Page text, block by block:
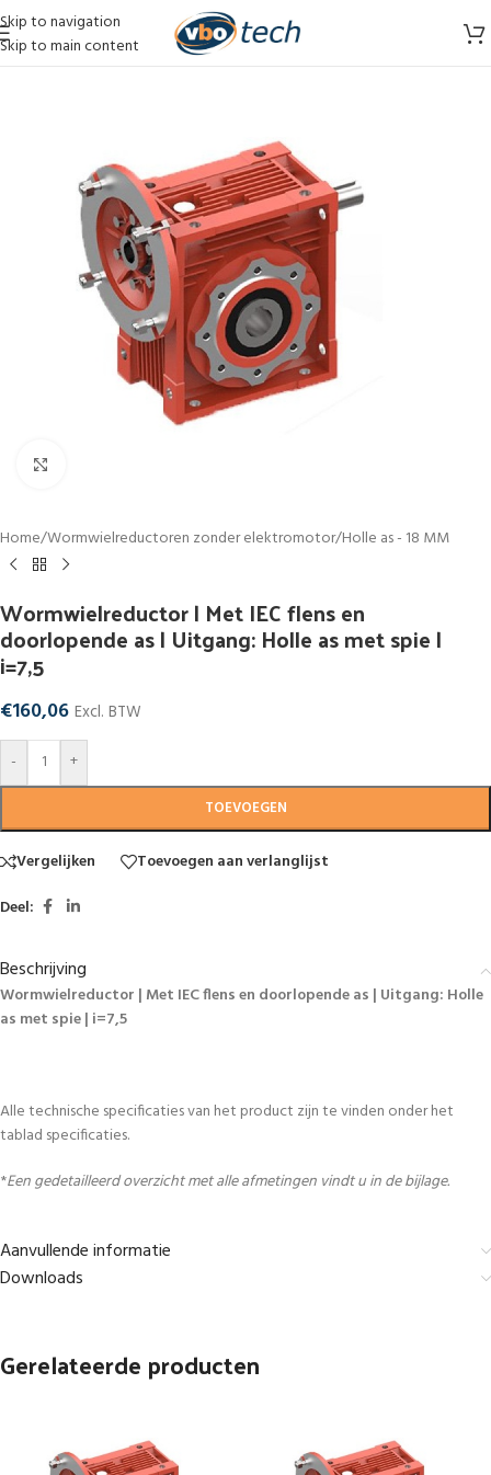
Skip to navigation
Skip to main content
Home/Wormwielreductoren zonder elektromotor/Holle as - 18 MM
Wormwielreductor | Met IEC flens en
doorlopende as | Uitgang: Holle as met spie |
i=7,5
€160,06 Excl. BTW
-
+
TOEVOEGEN
Vergelijken
Toevoegen aan verlanglijst
Deel:
Beschrijving
Wormwielreductor | Met IEC flens en doorlopende as | Uitgang: Holle
as met spie | i=7,5
Alle technische specificaties van het product zijn te vinden onder het
tablad specificaties.
*Een gedetailleerd overzicht met alle afmetingen vindt u in de bijlage.
Aanvullende informatie
Downloads
Gerelateerde producten